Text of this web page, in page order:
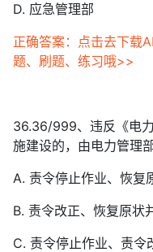
D. 应急管理部
正确答案：点击去下载
题、刷题、练习哦>>
36.36/999、违反《电
施建设的，由电力管理
A. 责令停止作业、恢复
B. 责令改正、恢复原状
C. 责令停止作业、责令